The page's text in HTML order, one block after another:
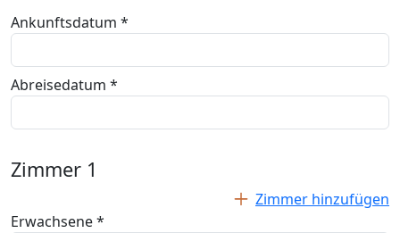
Ankunftsdatum *
Abreisedatum *
Zimmer 1
Zimmer hinzufügen
Erwachsene *